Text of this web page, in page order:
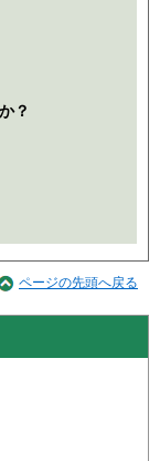
？
ページの先頭へ戻る